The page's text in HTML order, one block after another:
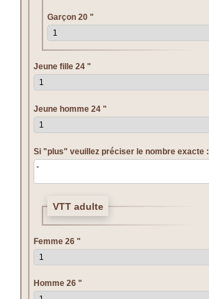
Garçon 20 "
Jeune fille 24 "
Jeune homme 24 "
Si "plus" veuillez préciser le nombre exacte :
VTT adulte
Femme 26 "
Homme 26 "